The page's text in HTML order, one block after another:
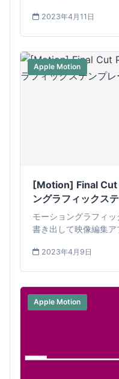
2023年4月11日
Apple Motion
[Motion] Final Cut
ングラフィックス
モーショングラフィッ
書き出して映像編集ア
2023年4月9日
Apple Motion